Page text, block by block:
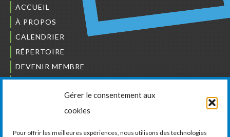
Gérer le consentement aux
cookies
Pour offrir les meilleures expériences, nous utilisons des technologies
ACCUEIL
À PROPOS
CALENDRIER
RÉPERTOIRE
DEVENIR MEMBRE
NOUS JOINDRE
L’ORDRE DES BÂTISSEURS